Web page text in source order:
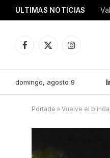
ULTIMAS NOTICIAS
Facebook
X
Instagram
domingo, agosto 9
Portada » Vuelve el